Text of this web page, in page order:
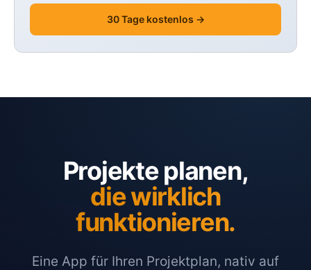
30 Tage kostenlos →
Projekte planen,
die wirklich
funktionieren.
Eine App für Ihren Projektplan, nativ auf